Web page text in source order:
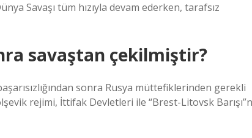
Savaşı tüm hızıyla devam ederken, tarafsız
savaştan çekilmiştir?
sonra Rusya müttefiklerinden gerekli
rejimi, İttifak Devletleri ile “Brest-Litovsk